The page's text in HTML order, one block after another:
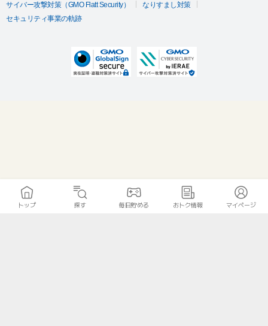
サイバー攻撃対策（GMO Flatt Security）
なりすまし対策
セキュリティ事業の軌跡
トップ 探す 毎日貯める おトク情報 マイページ